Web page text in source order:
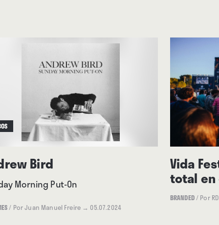
Bird
Morning Put-On
/ Por Juan Manuel Freire → 05.07.2024
Vida
total en
BRANDED/ Por